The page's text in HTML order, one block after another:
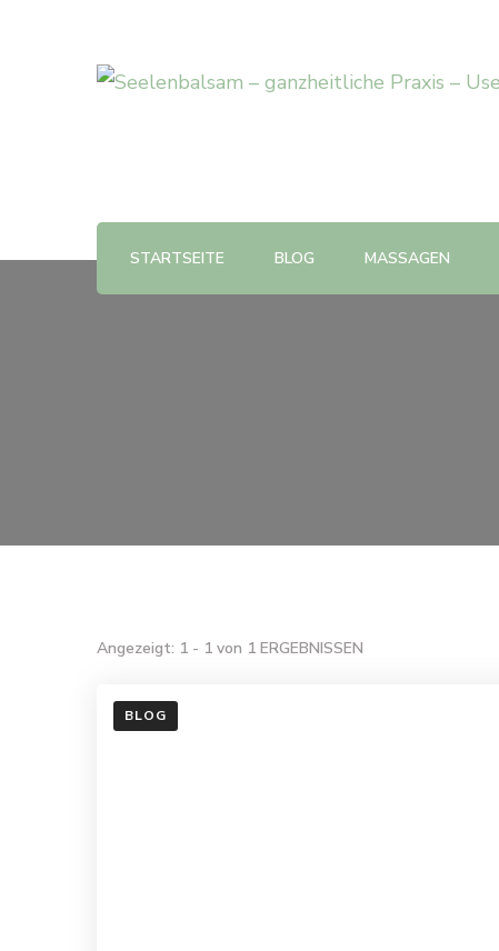
STARTSEITE BLOG MASSAGEN
Angezeigt: 1 - 1 von 1 ERGEBNISSEN
BLOG